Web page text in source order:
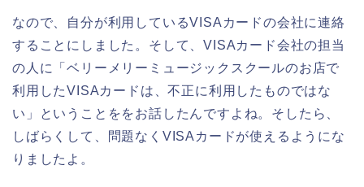
なので、自分が利用しているVISAカードの会社に連絡
することにしました。そして、VISAカード会社の担当
の人に「ベリーメリーミュージックスクールのお店で
利用したVISAカードは、不正に利用したものではな
い」ということををお話したんですよね。そしたら、
しばらくして、問題なくVISAカードが使えるようにな
りましたよ。